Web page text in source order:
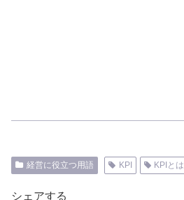
経営に役立つ用語 KPI KPIとは
シェアする